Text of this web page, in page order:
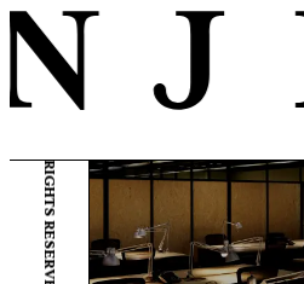
© ENJIN Inc. ALL RIGHTS RESERVED.